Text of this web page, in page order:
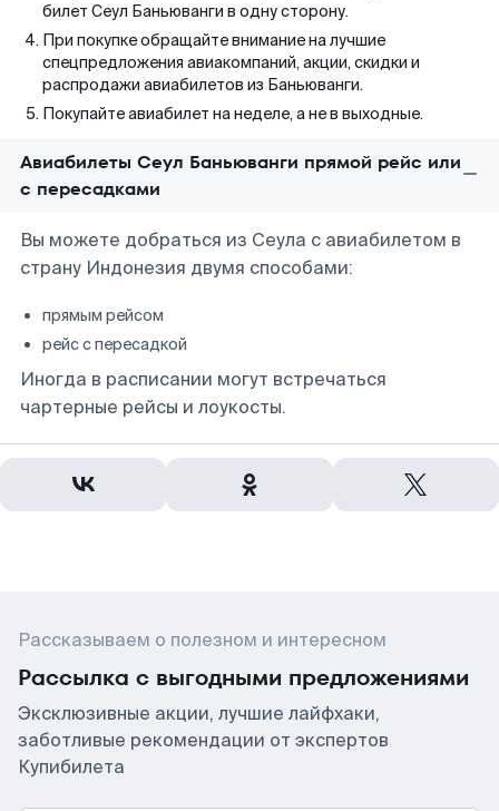
билет Сеул Баньюванги в одну сторону.
При покупке обращайте внимание на лучшие
спецпредложения авиакомпаний, акции, скидки и
распродажи авиабилетов из Баньюванги.
Покупайте авиабилет на неделе, а не в выходные.
Авиабилеты Сеул Баньюванги прямой рейс или
с пересадками
Вы можете добраться из Сеула с авиабилетом в
страну Индонезия двумя способами:
прямым рейсом
рейс с пересадкой
Иногда в расписании могут встречаться
чартерные рейсы и лоукосты.
Рассказываем о полезном и интересном
Рассылка с выгодными предложениями
Эксклюзивные акции, лучшие лайфхаки,
заботливые рекомендации от экспертов
Купибилета